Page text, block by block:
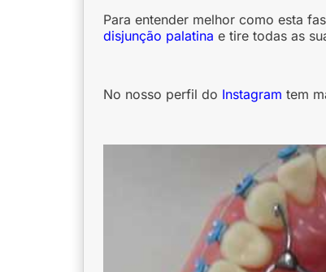
Para entender melhor como esta
disjunção palatina e tire todas as
No nosso perfil do Instagram tem